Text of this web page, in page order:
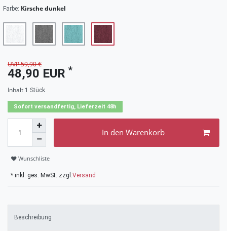
Farbe: Kirsche dunkel
UVP 59,90 €
48,90 EUR *
Inhalt 1 Stück
Sofort versandfertig, Lieferzeit 48h
In den Warenkorb
Wunschliste
* inkl. ges. MwSt. zzgl. Versand
Beschreibung